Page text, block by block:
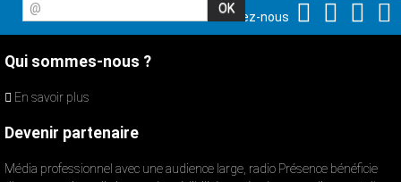
@
Suivez-nous
Qui sommes-nous ?
En savoir plus
Devenir partenaire
Média professionnel avec une audience large, radio Présence bénéficie